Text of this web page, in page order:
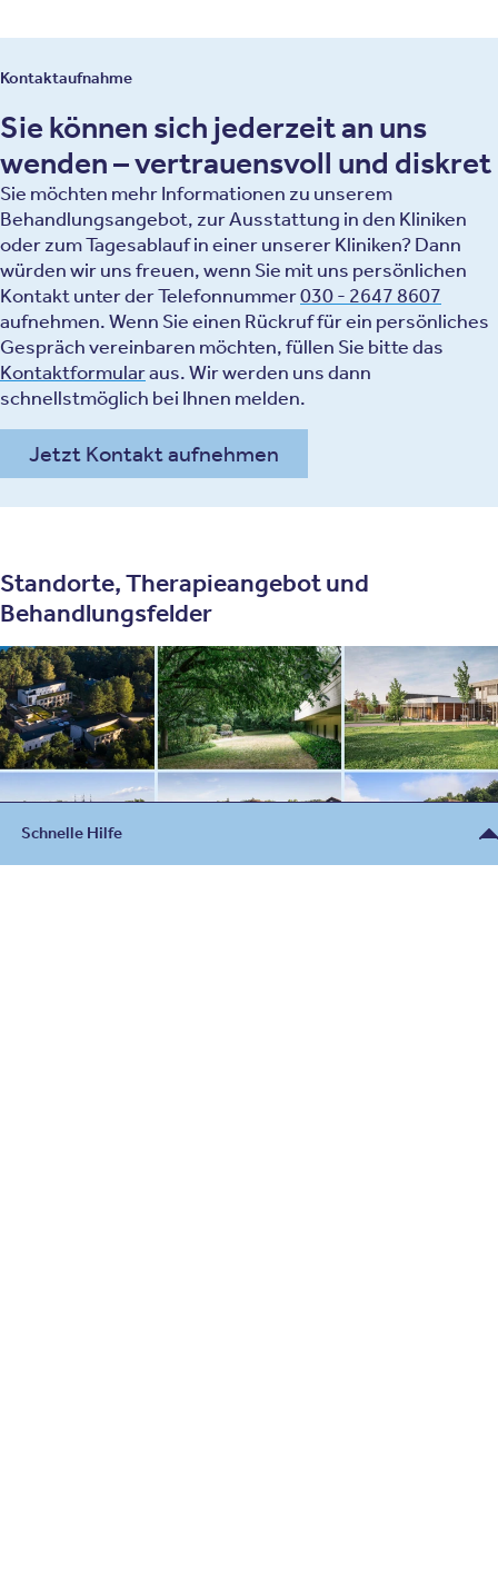
Schnelle Hilfe
Kontaktaufnahme
Sie können sich jederzeit an uns
wenden – vertrauensvoll und diskret
Sie möchten mehr Informationen zu unserem
Behandlungsangebot, zur Ausstattung in den Kliniken
oder zum Tagesablauf in einer unserer Kliniken? Dann
würden wir uns freuen, wenn Sie mit uns persönlichen
Kontakt unter der Telefonnummer030 - 2647 8607
aufnehmen. Wenn Sie einen Rückruf für ein persönliches
Gespräch vereinbaren möchten, füllen Sie bitte das
Kontaktformularaus. Wir werden uns dann
schnellstmöglich bei Ihnen melden.
Jetzt Kontakt aufnehmen
Standorte, Therapieangebot und
Behandlungsfelder